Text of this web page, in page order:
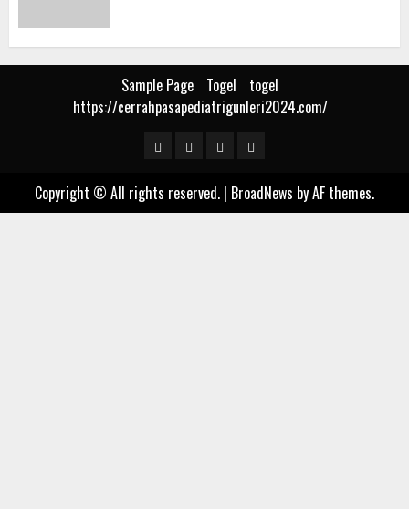
Sample Page Togel
togel
https://cerrahpasapediatrigunleri2024.com/
SampleTogeltogel https://
Copyright © All rights reserved. | BroadNews by AF themes.